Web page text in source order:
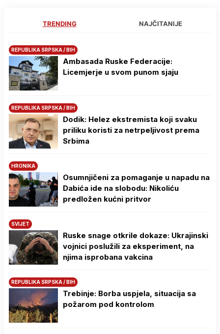
TRENDING NAJČITANIJE
REPUBLIKA SRPSKA / BIH
Ambasada Ruske Federacije:
Licemjerje u svom punom sjaju
REPUBLIKA SRPSKA / BIH
Dodik: Helez ekstremista koji svaku
priliku koristi za netrpeljivost prema
Srbima
HRONIKA
Osumnjičeni za pomaganje u napadu na
Dabića ide na slobodu: Nikoliću
predložen kućni pritvor
SVIJET
Ruske snage otkrile dokaze: Ukrajinski
vojnici poslužili za eksperiment, na
njima isprobana vakcina
REPUBLIKA SRPSKA / BIH
Trebinje: Borba uspjela, situacija sa
požarom pod kontrolom